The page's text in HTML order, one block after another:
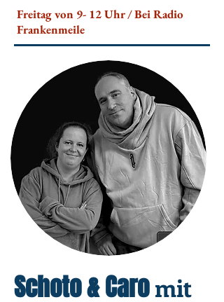
Freitag von 9- 12 Uhr / Bei Radio
Frankenmeile
Schoto & Caromit